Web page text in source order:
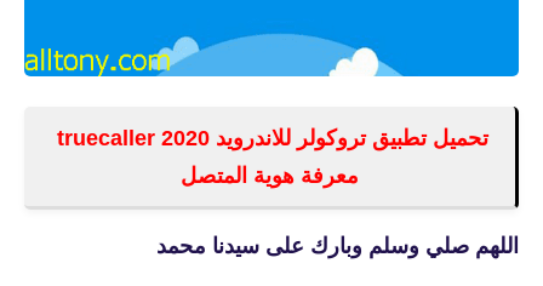
معرفة هوية المتصل
اللهم صلي وسلم وبارك على سيدنا محمد